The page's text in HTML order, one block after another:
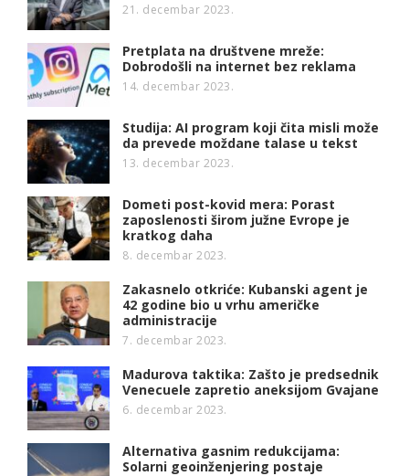
21. decembar 2023.
Pretplata na društvene mreže:
Dobrodošli na internet bez reklama
14. decembar 2023.
Studija: AI program koji čita misli može
da prevede moždane talase u tekst
13. decembar 2023.
Dometi post-kovid mera: Porast
zaposlenosti širom južne Evrope je
kratkog daha
8. decembar 2023.
Zakasnelo otkriće: Kubanski agent je
42 godine bio u vrhu američke
administracije
7. decembar 2023.
Madurova taktika: Zašto je predsednik
Venecuele zapretio aneksijom Gvajane
6. decembar 2023.
Alternativa gasnim redukcijama:
Solarni geoinženjering postaje